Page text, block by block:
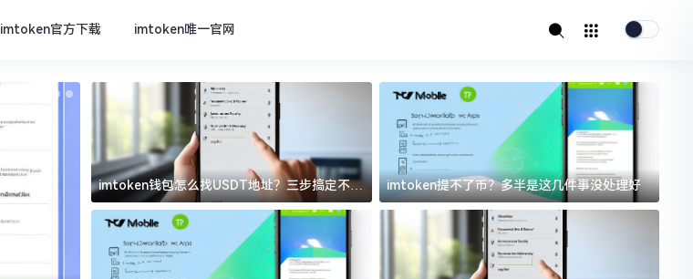
imtoken官方下载 imtoken唯一官网
imtoken钱包怎么找USDT地址？三步搞定不踩
坑
imtoken提不了币？多半是这几件事没处理好